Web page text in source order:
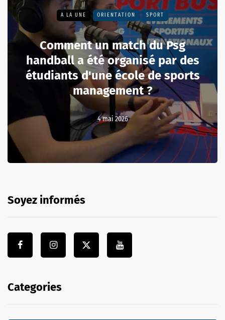
A LA UNE ORIENTATION SPORT
Comment un match du Psg
handball a été organisé par des
étudiants d'une école de sports
management ?
4 mai 2026
Soyez informés
Categories